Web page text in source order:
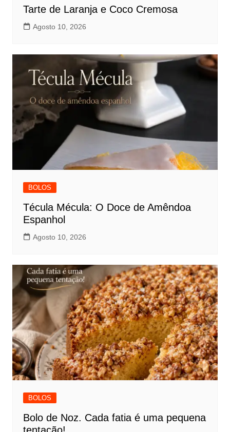
Tarte de Laranja e Coco Cremosa
Agosto 10, 2026
BOLOS
Técula Mécula: O Doce de Amêndoa
Espanhol
Agosto 10, 2026
BOLOS
Bolo de Noz. Cada fatia é uma pequena